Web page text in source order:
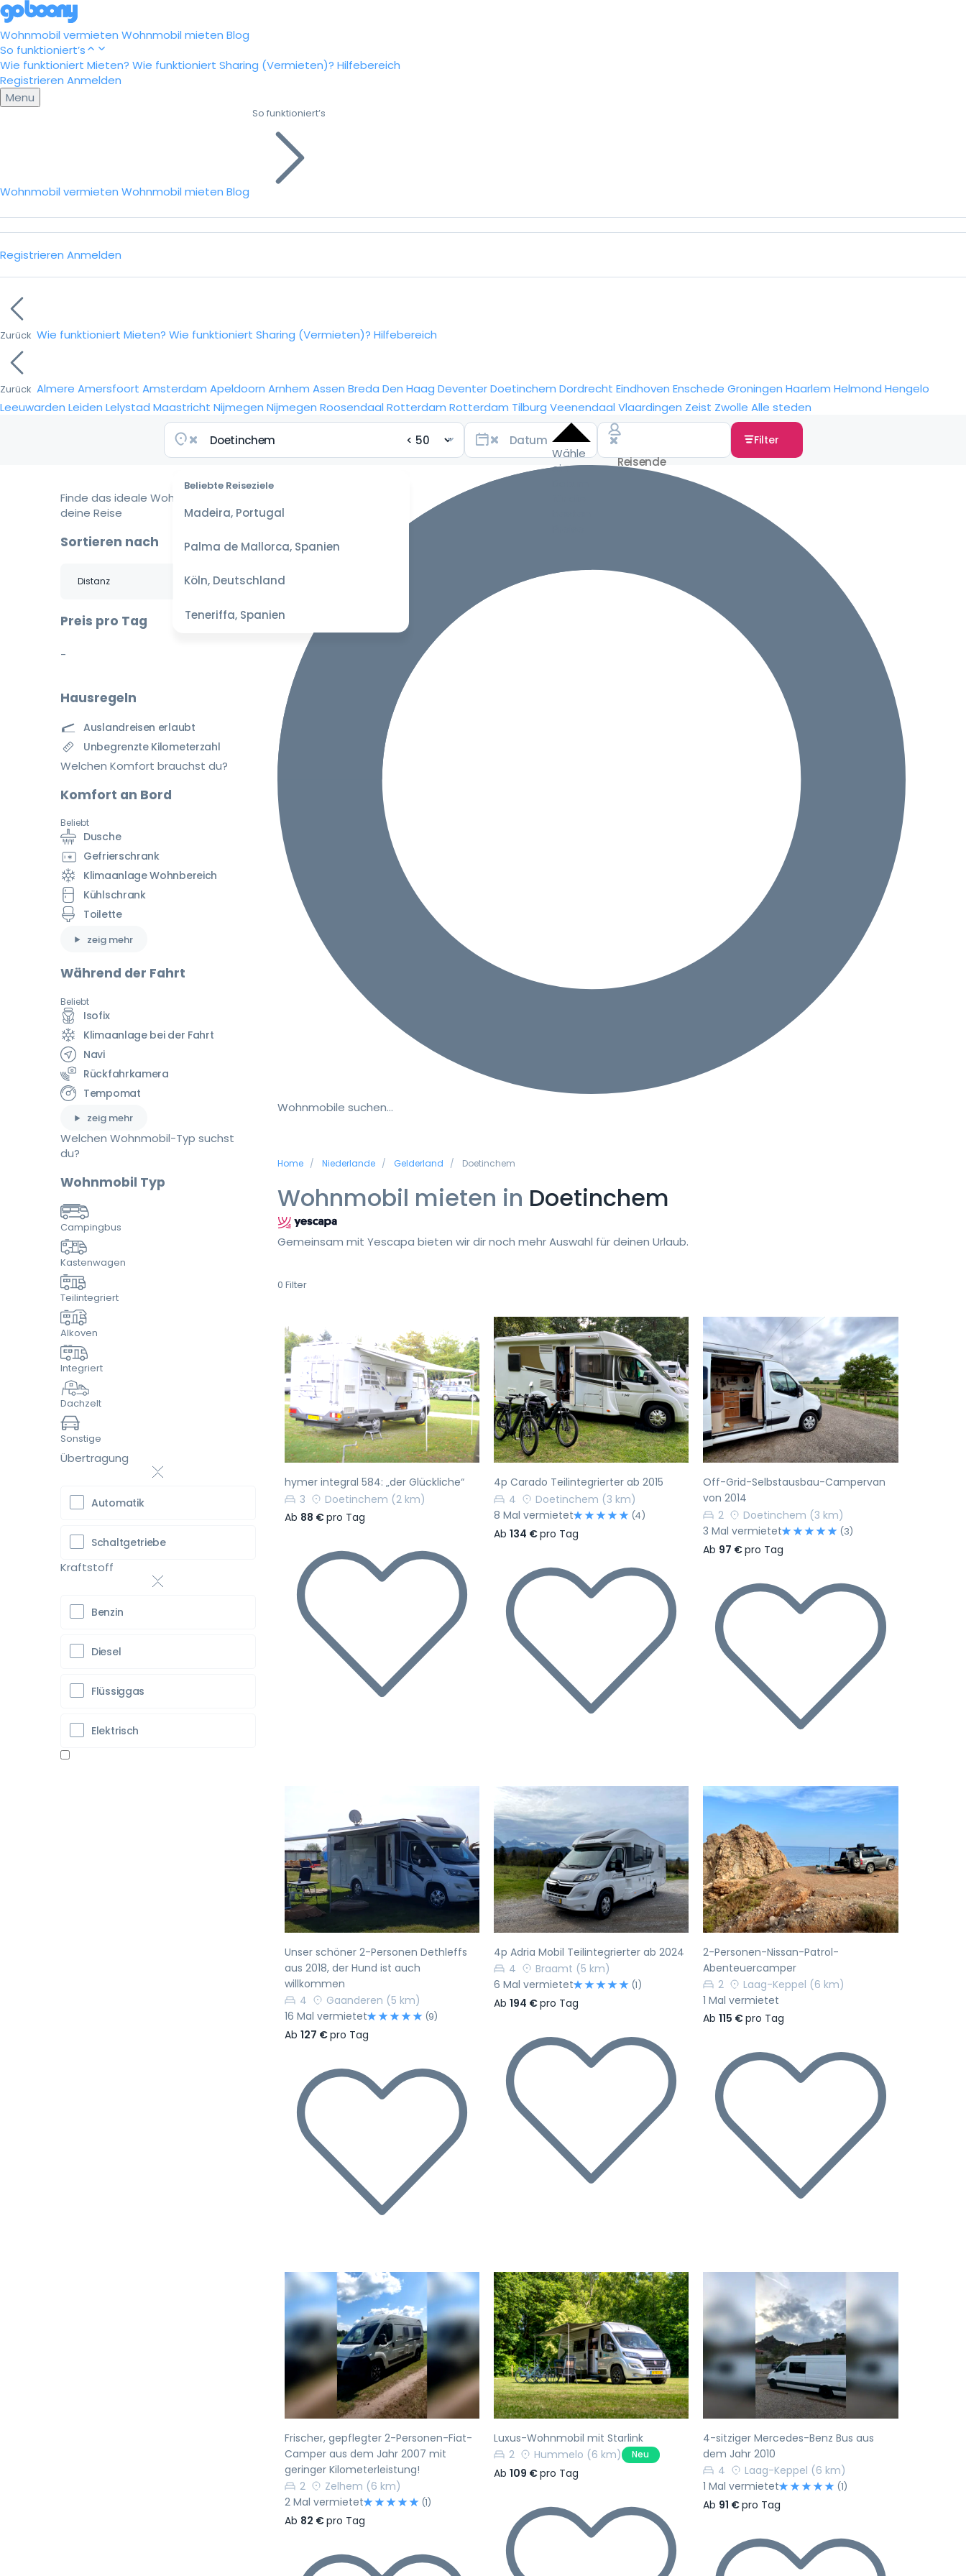
Wohnmobil vermieten Wohnmobil mieten Blog
So funktioniert’s
Wie funktioniert Mieten? Wie funktioniert Sharing (Vermieten)? Hilfebereich
Registrieren Anmelden
Menu
Wohnmobil vermieten Wohnmobil mieten Blog
So funktioniert’s
Registrieren Anmelden
Zurück Wie funktioniert Mieten? Wie funktioniert Sharing (Vermieten)? Hilfebereich
Zurück Almere Amersfoort Amsterdam Apeldoorn Arnhem Assen Breda Den Haag DeventerDoetinchem Dordrecht Eindhoven Enschede Groningen Haarlem Helmond Hengelo
Leeuwarden Leiden Lelystad Maastricht Nijmegen Nijmegen Roosendaal Rotterdam Rotterdam Tilburg Veenendaal Vlaardingen Zeist Zwolle Alle steden
Beliebte Reiseziele
Madeira, Portugal
Palma de Mallorca, Spanien
Köln, Deutschland
Teneriffa, Spanien
Wähle
ein
Filter
Wohnmobile suchen…
Home Niederlande Gelderland Doetinchem
Wohnmobil mieten in Doetinchem
Gemeinsam mit Yescapa bieten wir dir noch mehr Auswahl für deinen Urlaub.
0 Filter
Vorherige Nächste
hymer integral 584: „der Glückliche“
3
Doetinchem (2 km)
Ab 88 €pro Tag
Vorherige Nächste
4p Carado Teilintegrierter ab 2015
4
Doetinchem (3 km)
8 Mal vermietet
(4)
Ab 134 €pro Tag
Vorherige Nächste
Off-Grid-Selbstausbau-Campervan
von 2014
2
Doetinchem (3 km)
3 Mal vermietet
(3)
Ab 97 €pro Tag
Vorherige Nächste
Unser schöner 2-Personen Dethleffs
aus 2018, der Hund ist auch
willkommen
4
Gaanderen (5 km)
16 Mal vermietet
(9)
Ab 127 €pro Tag
Vorherige Nächste
4p Adria Mobil Teilintegrierter ab 2024
4
Braamt (5 km)
6 Mal vermietet
(1)
Ab 194 €pro Tag
Vorherige Nächste
2-Personen-Nissan-Patrol-
Abenteuercamper
2
Laag-Keppel (6 km)
1 Mal vermietet
Ab115 €pro Tag
Vorherige Nächste
Frischer, gepflegter 2-Personen-Fiat-
Camper aus dem Jahr 2007 mit
geringer Kilometerleistung!
2
Zelhem (6 km)
2 Mal vermietet
(1)
Ab 82 €pro Tag
Vorherige Nächste
Luxus-Wohnmobil mit Starlink
2
Hummelo (6 km) Neu
Ab 109 €pro Tag
Vorherige Nächste
4-sitziger Mercedes-Benz Bus aus
dem Jahr 2010
4
Laag-Keppel (6 km)
1 Mal vermietet
(1)
Ab 91 €pro Tag
Finde das ideale Wohnmobil für
deine Reise
Sortieren nach
Preis pro Tag
-
Hausregeln
Auslandreisen erlaubt
Unbegrenzte Kilometerzahl
Welchen Komfort brauchst du?
Komfort an Bord
Beliebt
Dusche
Gefrierschrank
Klimaanlage Wohnbereich
Kühlschrank
Toilette
zeig mehr
Während der Fahrt
Beliebt
Isofix
Klimaanlage bei der Fahrt
Navi
Rückfahrkamera
Tempomat
zeig mehr
Welchen Wohnmobil-Typ suchst
du?
Wohnmobil Typ
Campingbus
Kastenwagen
Teilintegriert
Alkoven
Integriert
Dachzelt
Sonstige
Übertragung
Automatik
Schaltgetriebe
Kraftstoff
Benzin
Diesel
Flüssiggas
Elektrisch